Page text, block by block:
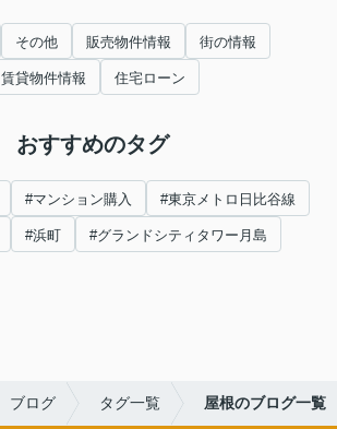
その他 販売物件情報 街の情報
賃貸物件情報 住宅ローン
おすすめのタグ
#マンション購入 #東京メトロ日比谷線
#浜町 #グランドシティタワー月島
ブログ タグ一覧 屋根のブログ一覧